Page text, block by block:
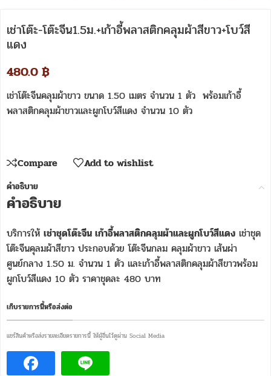
เช่าโต๊ะ-โต๊ะจีน1.5ม.+เก้าอี้พลาสติกคลุมผ้าสีขาว+โบว์สี
แดง
480.0฿
เช่าโต๊ะจีนคลุมผ้าขาว ขนาด 1.50 เมตร จำนวน 1 ตัว พร้อมเก้าอี้
พลาสติกคลุมผ้าขาวและผูกโบว์สีแดง จำนวน 10 ตัว
Compare Add to wishlist
คำอธิบาย
คำอธิบาย
บริการให้ เช่าชุดโต๊ะจีน เก้าอี้พลาสติกคลุมผ้าและผูกโบว์สีแดง เช่าชุด
โต๊ะจีนคุลมผ้าสีขาว ประกอบด้วย โต๊ะจีนกลม คลุมผ้าขาว เส้นผ่า
ศูนย์กลาง 1.50 ม. จำนวน 1 ตัว และเก้าอี้พลาสติกคลุมผ้าสีขาวพร้อม
ผูกโบว์สีแดง 10 ตัว ราคาชุดละ 480 บาท
เก็บรายการนี้หรือส่งต่อ
แชร์สินค้าหรือส่งรายละเอียดรายการนี้ ให้ผู้อื่นไว้ดูผ่าน Social Media